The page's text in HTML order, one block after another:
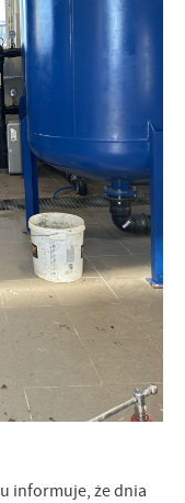
informuje, że dnia
nasze
mediów